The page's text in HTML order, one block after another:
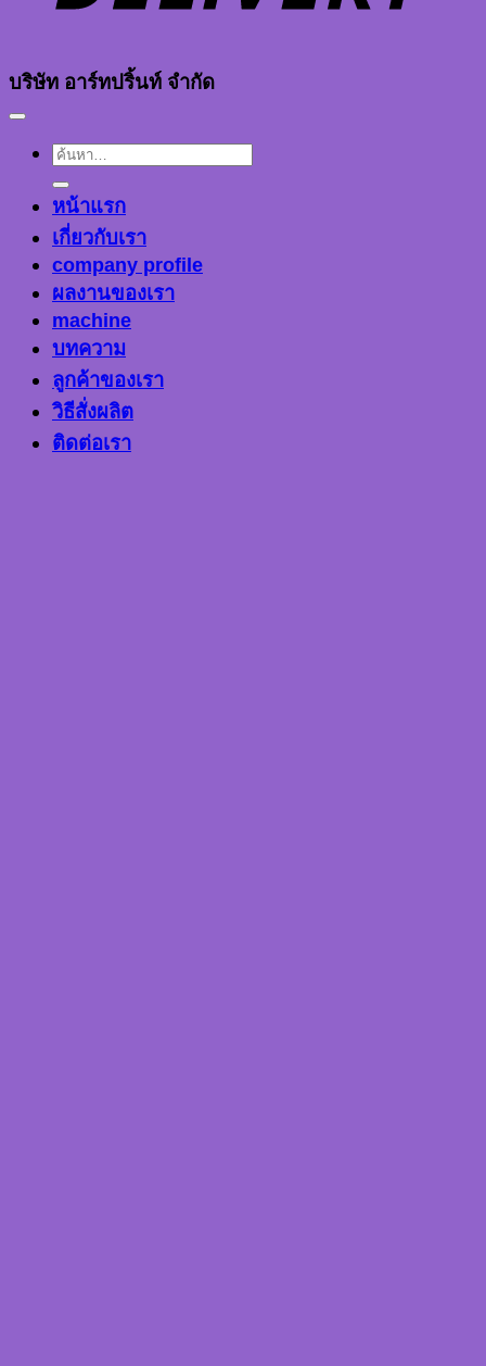
บริษัท อาร์ทปริ้นท์ จำกัด
ค้นหา:
หน้าแรก
เกี่ยวกับเรา
company profile
ผลงานของเรา
machine
บทความ
ลูกค้าของเรา
วิธีสั่งผลิต
ติดต่อเรา